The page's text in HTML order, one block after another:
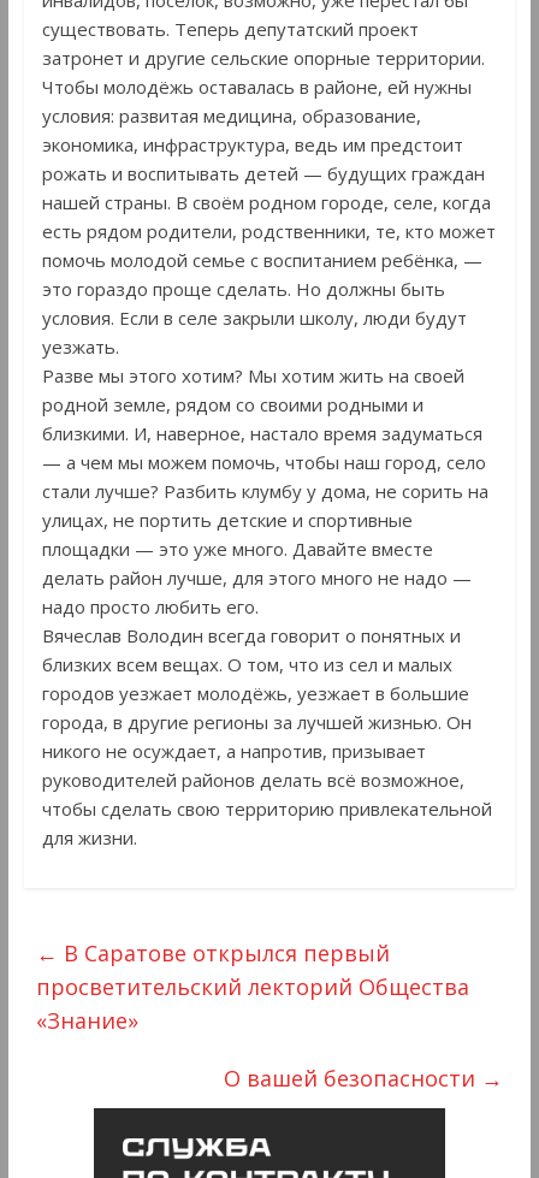
существовать. Теперь депутатский проект
затронет и другие сельские опорные территории.
Чтобы молодёжь оставалась в районе, ей нужны
условия: развитая медицина, образование,
экономика, инфраструктура, ведь им предстоит
рожать и воспитывать детей — будущих граждан
нашей страны. В своём родном городе, селе, когда
есть рядом родители, родственники, те, кто может
помочь молодой семье с воспитанием ребёнка, —
это гораздо проще сделать. Но должны быть
условия. Если в селе закрыли школу, люди будут
уезжать.
Разве мы этого хотим? Мы хотим жить на своей
родной земле, рядом со своими родными и
близкими. И, наверное, настало время задуматься
— а чем мы можем помочь, чтобы наш город, село
стали лучше? Разбить клумбу у дома, не сорить на
улицах, не портить детские и спортивные
площадки — это уже много. Давайте вместе
делать район лучше, для этого много не надо —
надо просто любить его.
Вячеслав Володин всегда говорит о понятных и
близких всем вещах. О том, что из сел и малых
городов уезжает молодёжь, уезжает в большие
города, в другие регионы за лучшей жизнью. Он
никого не осуждает, а напротив, призывает
руководителей районов делать всё возможное,
чтобы сделать свою территорию привлекательной
для жизни.
← В Саратове открылся первый
просветительский лекторий Общества
«Знание»
О вашей безопасности →